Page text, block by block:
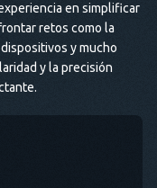
en simplificar
retos como la
y mucho
y la precisión